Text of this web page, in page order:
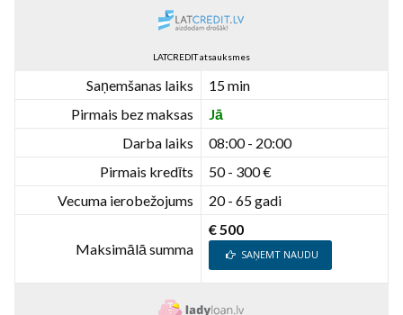
LATCREDIT atsauksmes
Saņemšanas laiks
15 min
Pirmais bez maksas
Jā
Darba laiks
08:00 - 20:00
Pirmais kredīts
50 - 300 €
Vecuma ierobežojums
20 - 65 gadi
Maksimālā summa
€ 500
SAŅEMT NAUDU